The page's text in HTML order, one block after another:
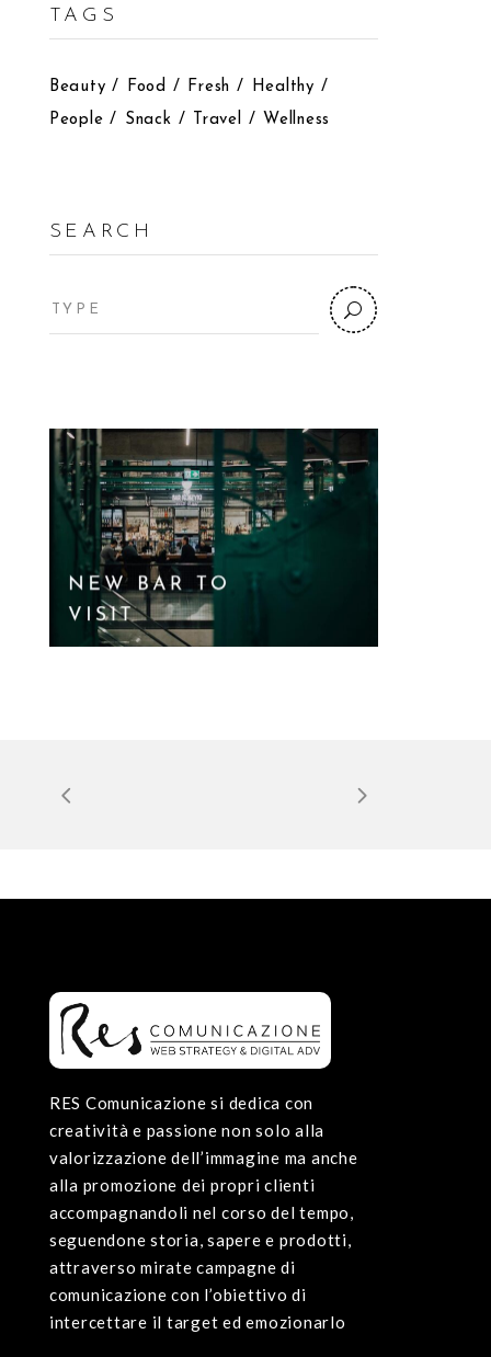
TAGS
Beauty Food Fresh
Healthy
People
Snack Travel Wellness
SEARCH
Search
RES Comunicazione si dedica con
creatività e passione non solo alla
valorizzazione dell’immagine ma anche
alla promozione dei propri clienti
accompagnandoli nel corso del tempo,
seguendone storia, sapere e prodotti,
attraverso mirate campagne di
comunicazione con l’obiettivo di
intercettare il target ed emozionarlo